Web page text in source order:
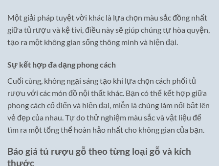
Một giải pháp tuyệt vời khác là lựa chọn màu sắc đồng nhất
giữa tủ rượu và kệ tivi, điều này sẽ giúp chúng tự hòa quyện,
tạo ra một không gian sống thông minh và hiện đại.
Sự kết hợp đa dạng phong cách
Cuối cùng, không ngại sáng tạo khi lựa chọn cách phối tủ
rượu với các món đồ nội thất khác. Bạn có thể kết hợp giữa
phong cách cổ điển và hiện đại, miễn là chúng làm nổi bật lên
vẻ đẹp của nhau. Tự do thử nghiệm màu sắc và vật liệu để
tìm ra một tổng thể hoàn hảo nhất cho không gian của bạn.
Báo giá tủ rượu gỗ theo từng loại gỗ và kích
thước